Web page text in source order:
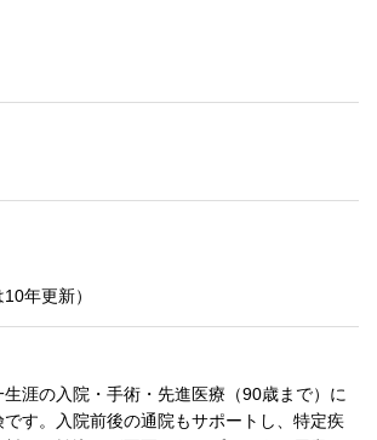
年更新）
涯の入院・手術・先進医療（90歳まで）に
す。入院前後の通院もサポートし、特定疾